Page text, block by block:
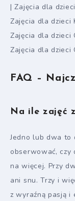
| Zajęcia dla
Zajęcia dla dzieci
Zajęcia dla dzieci
Zajęcia dla dzieci
FAQ –
Na ile zajęć
Jedno lub dwa to
obserwować, czy
na więcej. Przy
ani snu. Trzy i
z wyraźną pasją i